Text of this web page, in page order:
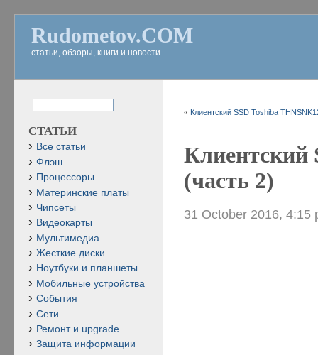
Rudometov.COM
статьи, обзоры, книги и новости
« Клиентский SSD Toshiba
Клиентский
(часть 2)
31 October 2016, 4:15
СТАТЬИ
Все статьи
Флэш
Процессоры
Материнские платы
Чипсеты
Видеокарты
Мультимедиа
Жесткие диски
Ноутбуки и планшеты
Мобильные устройства
События
Сети
Ремонт и upgrade
Защита информации